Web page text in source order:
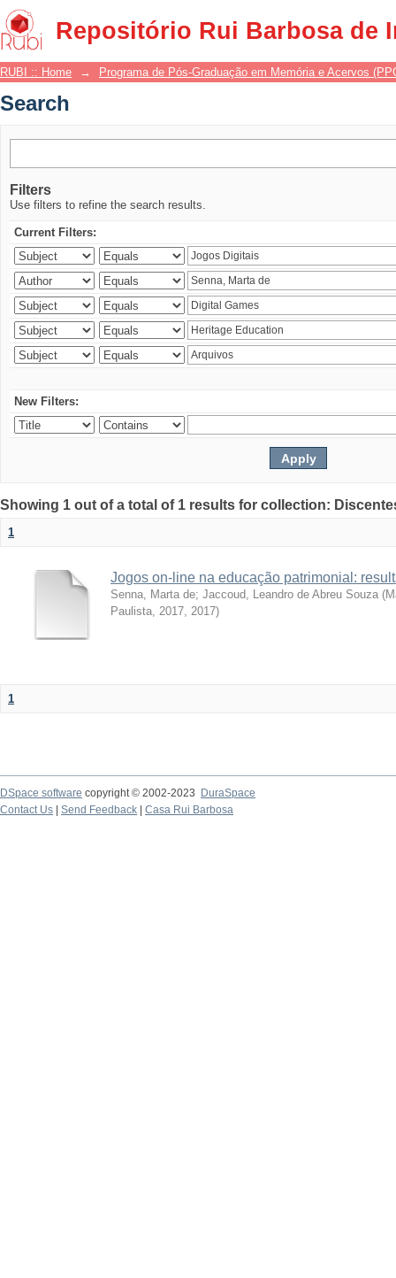
Repositório Rui Barbosa de
Search
RUBI :: Home → Programa de Pós-Graduação em Memória e Acervos
Search
Filters
Use filters to refine the search results.
Current Filters:
New Filters:
Showing 1 out of a total of 1 results for collection:
1
Jogos on-line na educação patrimonial:
Senna, Marta de; Jaccoud, Leandro de Abreu Souza (
Paulista, 2017, 2017)
1
DSpace software copyright © 2002-2023
DuraSpace
Contact Us
Send Feedback Casa Rui Barbosa